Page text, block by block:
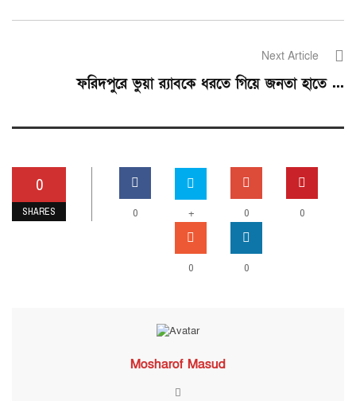
Next Article
ফরিদপুরে ভুয়া র‌্যাবকে ধরতে গিয়ে জনতা হাতে ...
0
SHARES 0 + 0 0
0 0
Mosharof Masud